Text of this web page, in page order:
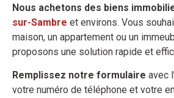
Nous achetons des biens
sur-Sambre et environs. Vous
maison, un appartement ou un
proposons une solution rapide et
Remplissez notre formulaire avec
votre numéro de téléphone et votre